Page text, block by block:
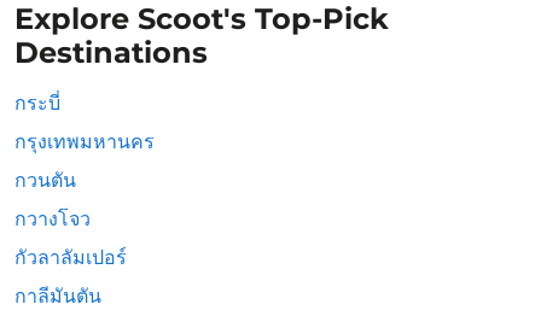
Explore Scoot's Top-Pick
Destinations
กระบี่
กรุงเทพมหานคร
กวนตัน
กวางโจว
กัวลาลัมเปอร์
กาลีมันตัน